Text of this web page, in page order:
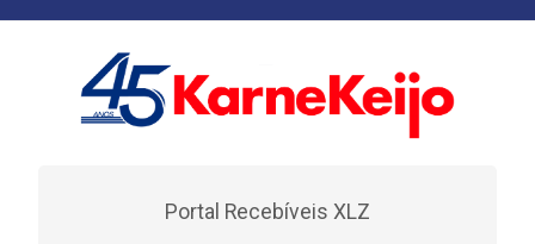
Portal Recebíveis XLZ